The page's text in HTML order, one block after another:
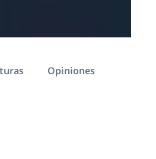
Opiniones